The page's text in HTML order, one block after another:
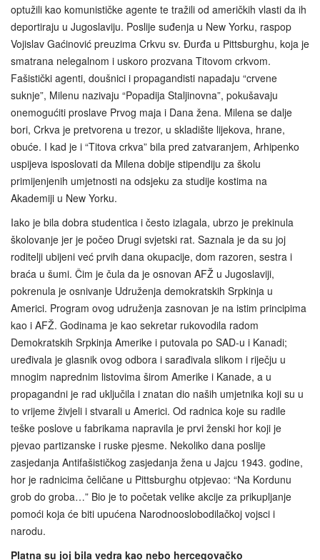
optužili kao komunističke agente te tražili od američkih vlasti da ih
deportiraju u Jugoslaviju. Poslije suđenja u New Yorku, raspop
Vojislav Gaćinović preuzima Crkvu sv. Đurđa u Pittsburghu, koja je
smatrana nelegalnom i uskoro prozvana Titovom crkvom.
Fašistički agenti, doušnici i propagandisti napadaju “crvene
suknje”, Milenu nazivaju “Popadija Staljinovna”, pokušavaju
onemogućiti proslave Prvog maja i Dana žena. Milena se dalje
bori, Crkva je pretvorena u trezor, u skladište lijekova, hrane,
obuće. I kad je i “Titova crkva” bila pred zatvaranjem, Arhipenko
uspijeva isposlovati da Milena dobije stipendiju za školu
primijenjenih umjetnosti na odsjeku za studije kostima na
Akademiji u New Yorku.
Iako je bila dobra studentica i često izlagala, ubrzo je prekinula
školovanje jer je počeo Drugi svjetski rat. Saznala je da su joj
roditelji ubijeni već prvih dana okupacije, dom razoren, sestra i
braća u šumi. Čim je čula da je osnovan AFŽ u Jugoslaviji,
pokrenula je osnivanje Udruženja demokratskih Srpkinja u
Americi. Program ovog udruženja zasnovan je na istim principima
kao i AFŽ. Godinama je kao sekretar rukovodila radom
Demokratskih Srpkinja Amerike i putovala po SAD‑u i Kanadi;
uređivala je glasnik ovog odbora i sarađivala slikom i riječju u
mnogim naprednim listovima širom Amerike i Kanade, a u
propagandni je rad uključila i znatan dio naših umjetnika koji su u
to vrijeme živjeli i stvarali u Americi. Od radnica koje su radile
teške poslove u fabrikama napravila je prvi ženski hor koji je
pjevao partizanske i ruske pjesme. Nekoliko dana poslije
zasjedanja Antifašističkog zasjedanja žena u Jajcu 1943. godine,
hor je radnicima čeličane u Pittsburghu otpjevao: “Na Kordunu
grob do groba…” Bio je to početak velike akcije za prikupljanje
pomoći koja će biti upućena Narodnooslobodilačkoj vojsci i
narodu.
Platna su joj bila vedra kao nebo hercegovačko